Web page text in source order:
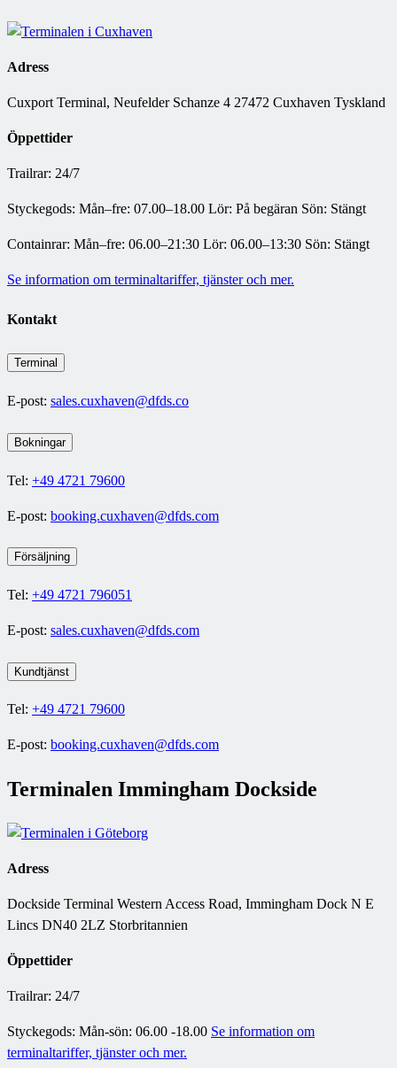
Adress
Cuxport Terminal, Neufelder Schanze 4 27472 Cuxhaven Tyskland
Öppettider
Trailrar: 24/7
Styckegods: Mån–fre: 07.00–18.00 Lör: På begäran Sön: Stängt
Containrar: Mån–fre: 06.00–21:30 Lör: 06.00–13:30 Sön: Stängt
Se information om terminaltariffer, tjänster och mer.
Kontakt
Terminal
E-post: sales.cuxhaven@dfds.co
Bokningar
Tel: +49 4721 79600
E-post: booking.cuxhaven@dfds.com
Försäljning
Tel: +49 4721 796051
E-post: sales.cuxhaven@dfds.com
Kundtjänst
Tel: +49 4721 79600
E-post: booking.cuxhaven@dfds.com
Terminalen Immingham Dockside
Adress
Dockside Terminal Western Access Road, Immingham Dock N E
Lincs DN40 2LZ Storbritannien
Öppettider
Trailrar: 24/7
Styckegods: Mån-sön: 06.00 -18.00 Se information om
terminaltariffer, tjänster och mer.